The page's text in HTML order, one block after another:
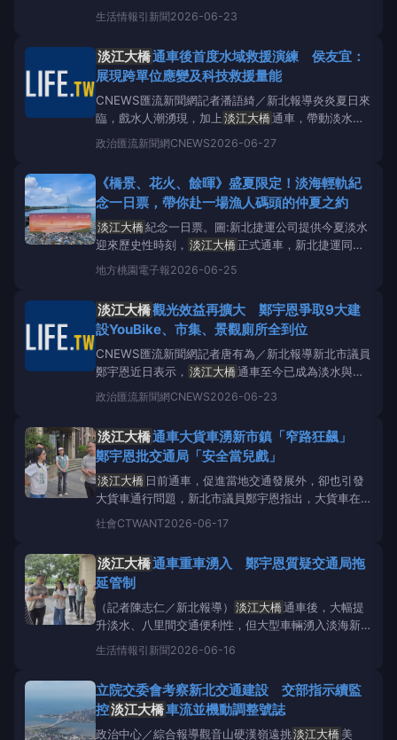
成為台灣工程技術的重要代表作；對多數民眾而言，看
到的是橋梁壯闊外觀與便捷交通功能，但對參與興建的
裡。圖／夕照映照淡江大橋與水岸景致，橘紅天色與
橋體光影交織，呈
生活情報引新聞 2026-06-23
淡江大橋通車後首度水域救援演練 侯友宜：
展現跨單位應變及科技救援量能
CNEWS匯流新聞網記者潘語綺／新北報導炎炎夏日來
臨，戲水人潮湧現，加上淡江大橋通車，帶動淡水、
八里地區觀光及親水活動人潮增加，為強化水域安全整
備工作，新北市政府消防局於今（27）日上午10時假
域安全視察」，由新北市長侯友宜親自校閱演練並頒贈
感謝
政治匯流新聞網CNEWS2026-06-27
《橋景、花火、餘暉》盛夏限定！淡海輕軌紀
念一日票，帶你赴一場漁人碼頭的仲夏之約
淡江大橋紀念一日票。圖:新北捷運公司提供今夏淡水
迎來歷史性時刻， 淡江大橋正式通車，新北捷運同步
推出「淡江大橋
搭乘淡海輕軌走訪淡水，近距離欣賞全台最新跨海地
一張一日票即可串
地方桃園電子報2026-06-25
淡江大橋觀光效益再擴大 鄭宇恩爭取9大建
設YouBike、市集、景觀廁所全到位
CNEWS匯流新聞網記者唐有為／新北報導新北市議員
鄭宇恩近日表示， 淡江大橋通車至今已成為淡水與八
里的重要地標。為完善橋梁周邊的觀光品質與生活機
能，鄭宇恩持續針對行人動線、停車轉乘、如廁需求及
人、立委蘇巧慧的協助下，邀集公路局及市府各單位進
行會勘追蹤
政治匯流新聞網CNEWS2026-06-23
淡江大橋通車大貨車湧新市鎮「窄路狂飆」
鄭宇恩批交通局「安全當兒戲」
淡江大橋 日前通車，促進當地交通發展外，卻也引發
大貨車通行問題，新北市議員鄭宇恩指出，大貨車在
淡江大橋
通行安全、學區交通風險及居民生活品質等問題，交通
求立即針對狹窄道路及學區周邊，規劃禁止大貨車通行
的管制方案。鄭宇恩
社會CTWANT2026-06-17
淡江大橋通車重車湧入 鄭宇恩質疑交通局拖
延管制
（記者陳志仁／新北報導） 淡江大橋通車後，大幅提
升淡水、八里間交通便利性，但大型車輛湧入淡海新市
鎮，也衍生道路安全與居民生活品質疑慮；新北市議員
鄭宇恩日前再度前往淡水區後洲路一段會勘，要求交通
施，避免交通風險持續擴大。圖／新北市議員鄭宇恩日
前再度前往淡水
生活情報引新聞 2026-06-16
立院交委會考察新北交通建設 交部指示續監
控淡江大橋車流並機動調整號誌
政治中心／綜合報導觀音山硬漢嶺遠挑淡江大橋美